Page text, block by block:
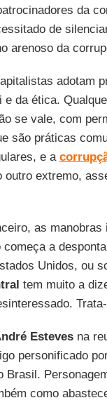
da
de
arenoso da
adotam
e da ética.
se vale, com
são práticas
e a
outro extremo,
as
começa a
Unidos, ou
tem muito a
Estevesna
personificado
Brasil.
como